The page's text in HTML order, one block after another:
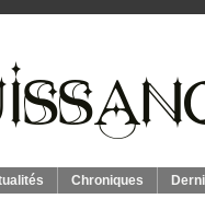
Chroniques